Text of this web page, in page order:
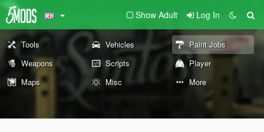
Show Adult Log In
Tools Vehicles
Paint Jobs
Weapons
Scripts
Player
Maps
Misc More